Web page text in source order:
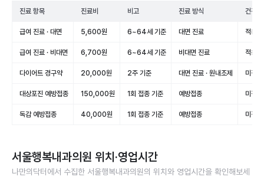
진료 항목 진료비 비고 진료 방식 건강
급여 진료 · 대면 5,600원 6~64세 기준 대면 진료 적용(
급여 진료 · 비대면 6,700원 6~64세 기준 비대면 진료 적용(
다이어트 경구약 20,000원 2주 기준 대면 진료 · 원내조제 미적
대상포진 예방접종 150,000원 1회 접종 기준 예방접종 미적
독감 예방접종 40,000원 1회 접종 기준 예방접종 미적
서울행복내과의원 위치·영업시간
나만의닥터에서 수집한 서울행복내과의원의 위치와 영업시간을 확인해보세